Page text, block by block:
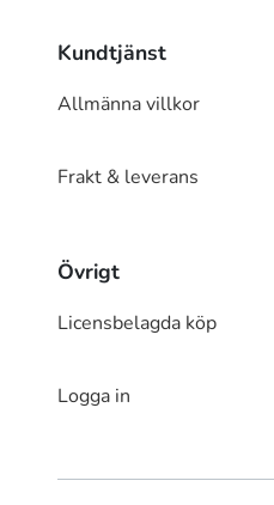
Kundtjänst
Allmänna villkor
Frakt & leverans
Övrigt
Licensbelagda köp
Logga in